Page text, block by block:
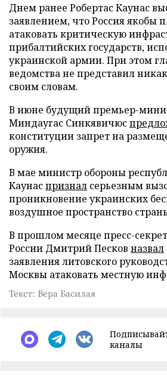
Днем ранее Робертас Каунас
заявлением, что Россия якобы
атаковать критическую
прибалтийских государств,
украинской армии. При этом
ведомства не представил
своим словам.
В июне будущий премьер-
Миндаугас Синкявичюс
конституции запрет на
оружия.
В мае министр обороны
Каунаспризнал серьезным
проникновение украинских
воздушное пространство
В прошлом месяце пресс-
России Дмитрий Песков назвал
заявления литовского
Москвы атаковать местную
Текст: Вера Басилая
каналы